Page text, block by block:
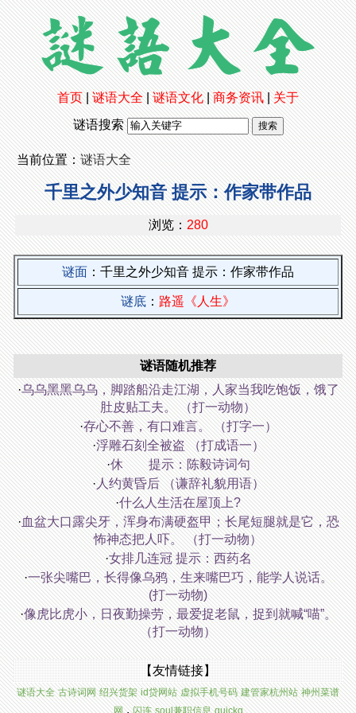
首页 谜语大全 谜语文化 商务资讯
关于
谜语搜索
当前位置： 谜语大全
千里之外少知音 提示：作家带作品
浏览： 280
谜面 ：千里之外少知音 提示：作家带作品
谜底 ： 路遥《人生》
谜语随机推荐
·乌乌黑黑乌乌，脚踏船沿走江湖，人家当我吃饱饭，饿了
肚皮贴工夫。 （打一动物）
·存心不善，有口难言。 （打字一）
·浮雕石刻全被盗 （打成语一）
·休 提示：陈毅诗词句
· 人约黄昏后 （谦辞礼貌用语）
·什么人生活在屋顶上?
·血盆大口露尖牙，浑身布满硬盔甲；长尾短腿就是它，恐
怖神态把人吓。 （打一动物）
·女排几连冠 提示：西药名
·一张尖嘴巴，长得像乌鸦，生来嘴巴巧，能学人说话。
(打一动物)
·像虎比虎小，日夜勤操劳，最爱捉老鼠，捉到就喊“喵”。
（打一动物）
【友情链接】
谜语大全 古诗词网 绍兴货架 id贷网站 虚拟手机号码 建管家杭州站 神州菜谱
网 . 闪连 soul兼职信息 quickq